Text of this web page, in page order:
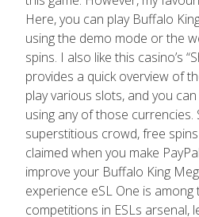
Here, you can play Buffalo
using the demo mode or the
spins. I also like this casino’s
provides a quick overview of
play various slots, and you
using any of those currencies.
superstitious crowd, free
claimed when you make
improve your Buffalo King
experience eSL One is
competitions in ESLs arsenal,